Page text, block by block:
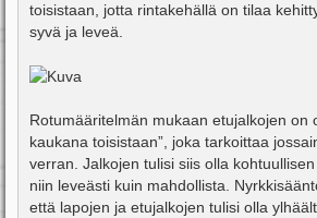
toisistaan, jotta rintakehällä on tilaa
syvä ja leveä.
Rotumääritelmän mukaan etujalkojen on
kaukana toisistaan”, joka tarkoittaa
verran. Jalkojen tulisi siis olla
niin leveästi kuin mahdollista.
että lapojen ja etujalkojen tulisi olla